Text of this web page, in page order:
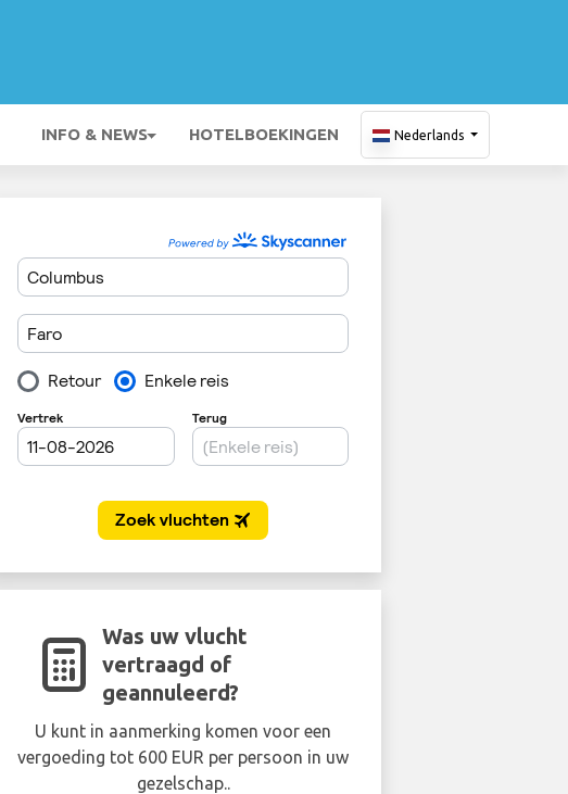
INFO & NEWS HOTELBOEKINGEN Nederlands
Was uw vlucht
vertraagd of
geannuleerd?
U kunt in aanmerking komen voor een
vergoeding tot 600 EUR per persoon in uw
gezelschap..